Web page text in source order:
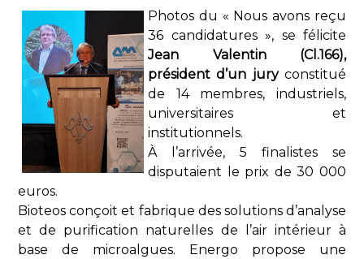
Photos du « Nous avons reçu
36 candidatures », se félicite
Jean Valentin (Cl.166),
président d’un juryconstitué
de 14 membres, industriels,
universitaires et
institutionnels.
À l’arrivée, 5 finalistes se
disputaient le prix de 30 000
euros.
Bioteos conçoit et fabrique des solutions d’analyse
et de purification naturelles de l’air intérieur à
base de microalgues. Energo propose une